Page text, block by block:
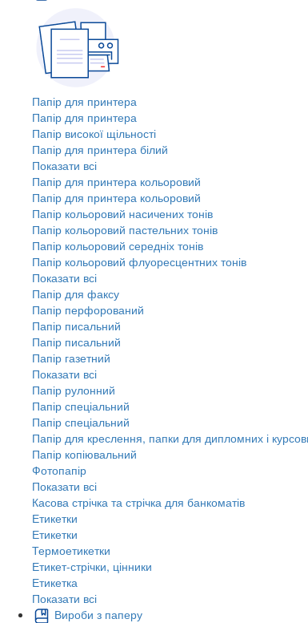
Папір для принтера
Папір для принтера
Папір високої щільності
Папір для принтера білий
Показати всі
Папір для принтера кольоровий
Папір для принтера кольоровий
Папір кольоровий насичених тонів
Папір кольоровий пастельних тонів
Папір кольоровий середніх тонів
Папір кольоровий флуоресцентних тонів
Показати всі
Папір для факсу
Папір перфорований
Папір писальний
Папір писальний
Папір газетний
Показати всі
Папір рулонний
Папір спеціальний
Папір спеціальний
Папір для креслення, папки для дипломних і
Папір копіювальний
Фотопапір
Показати всі
Касова стрічка та стрічка для банкоматів
Етикетки
Етикетки
Термоетикетки
Етикет-стрічки, цінники
Етикетка
Показати всі
Вироби з паперу